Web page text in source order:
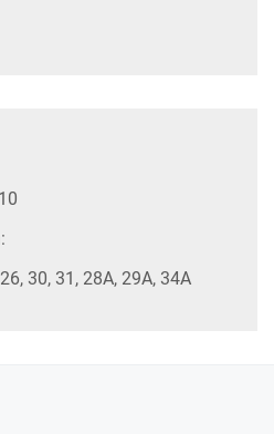
30, 31, 28A, 29A, 34A